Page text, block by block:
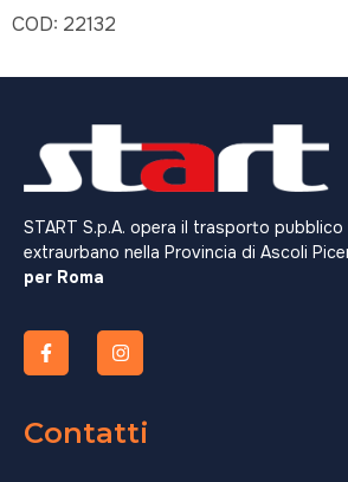
COD: 22132
START S.p.A. opera il trasporto pubblico
extraurbano nella Provincia di Ascoli
per Roma
Contatti